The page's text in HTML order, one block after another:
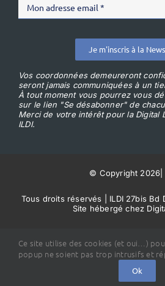
Je m'inscris à la
Vos coordonnées demeureront
seront jamais communiquées à un
À tout moment vous pourrez vous
sur le lien "Se désabonner" de
Merci de votre intérêt pour la Digital
ILDI.
© Copyright 2026
Tous droits réservés | ILDI 27bis Bd
Site hébergé chez
Ce site utilise des cookies (et oui…)
popup ne soient pas trop intrusifs et
Ok